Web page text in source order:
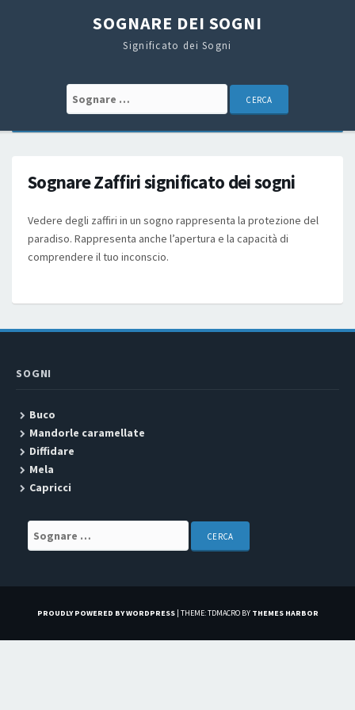
SOGNARE DEI SOGNI
Significato dei Sogni
Search for:
Sognare Zaffiri significato dei sogni
Vedere degli zaffiri in un sogno rappresenta la protezione del
paradiso. Rappresenta anche l’apertura e la capacità di
comprendere il tuo inconscio.
SOGNI
Buco
Mandorle caramellate
Diffidare
Mela
Capricci
Search for:
PROUDLY POWERED BY WORDPRESS | THEME: TDMACRO BY THEMES HARBOR